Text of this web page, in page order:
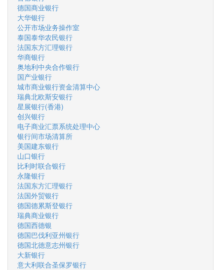
德国商业银行
大华银行
公开市场业务操作室
泰国泰华农民银行
法国东方汇理银行
华商银行
奥地利中央合作银行
国产业银行
城市商业银行资金清算中心
瑞典北欧斯安银行
星展银行(香港)
创兴银行
电子商业汇票系统处理中心
银行间市场清算所
美国建东银行
山口银行
比利时联合银行
永隆银行
法国东方汇理银行
法国外贸银行
德国德累斯登银行
瑞典商业银行
德国西德银
德国巴伐利亚州银行
德国北德意志州银行
大新银行
意大利联合圣保罗银行